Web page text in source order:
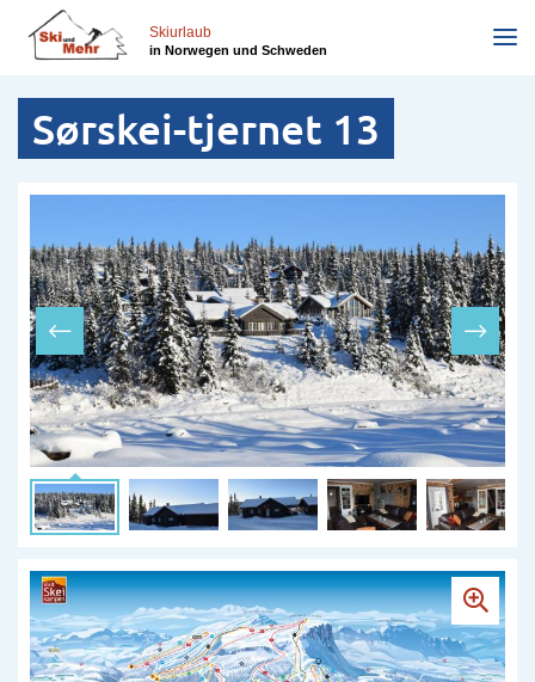
zum
Inhalt
Skiurlaub
in Norwegen und Schweden
Sørskei-tjernet 13